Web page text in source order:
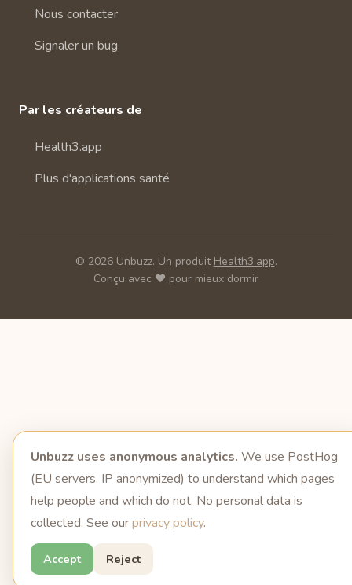
Nous contacter
Signaler un bug
Par les créateurs de
Health3.app
Plus d'applications santé
© 2026 Unbuzz. Un produit Health3.app.
Conçu avec ❤️ pour mieux dormir
Unbuzz uses anonymous analytics. We use PostHog
(EU servers, IP anonymized) to understand which pages
help people and which do not. No personal data is
collected. See ourprivacy policy.
Accept Reject